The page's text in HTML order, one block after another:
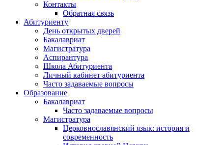
Контакты
Обратная связь
Абитуриенту
День открытых дверей
Бакалавриат
Магистратура
Аспирантура
Школа Абитуриента
Личный кабинет абитуриента
Часто задаваемые вопросы
Образование
Бакалавриат
Часто задаваемые вопросы
Магистратура
Церковнославянский язык: история и
современность